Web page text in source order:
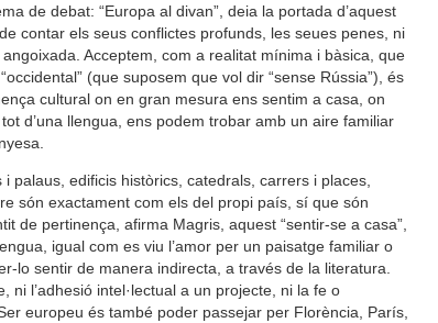
de debat: “Europa al divan”, deia la portada d’aquest
contar els seus conflictes profunds, les seues penes, ni
Acceptem, com a realitat mínima i bàsica, que
(que suposem que vol dir “sense Rússia”), és
cultural on en gran mesura ens sentim a casa, on
d’una llengua, ens podem trobar amb un aire familiar
palaus, edificis històrics, catedrals, carrers i places,
són exactament com els del propi país, sí que són
de pertinença, afirma Magris, aquest “sentir-se a casa”,
igual com es viu l’amor per un paisatge familiar o
lo sentir de manera indirecta, a través de la literatura.
ni l’adhesió intel·lectual a un projecte, ni la fe o
europeu és també poder passejar per Florència, París,